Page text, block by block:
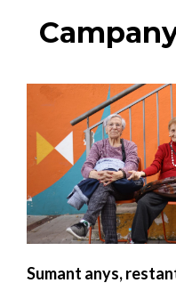
Sumant anys,